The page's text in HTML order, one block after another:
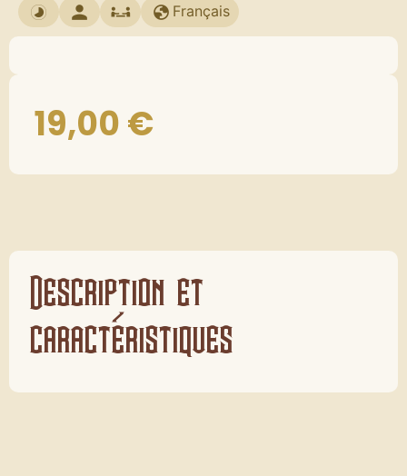
Français
19,00€
Description et
caractéristiques